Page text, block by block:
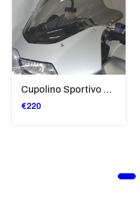
Cupolino Sportivo Per Bmw K 1200 R Sport 2005-07 TRASPARENTE - Sc967-T
€220